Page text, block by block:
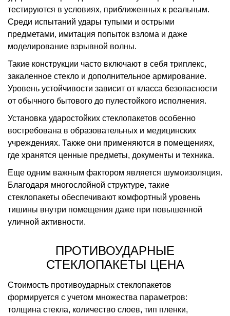
тестируются в условиях, приближенных к реальным.
Среди испытаний удары тупыми и острыми
предметами, имитация попыток взлома и даже
моделирование взрывной волны.
Такие конструкции часто включают в себя триплекс,
закаленное стекло и дополнительное армирование.
Уровень устойчивости зависит от класса безопасности
от обычного бытового до пулестойкого исполнения.
Установка ударостойких стеклопакетов особенно
востребована в образовательных и медицинских
учреждениях. Также они применяются в помещениях,
где хранятся ценные предметы, документы и техника.
Еще одним важным фактором является шумоизоляция.
Благодаря многослойной структуре, такие
стеклопакеты обеспечивают комфортный уровень
тишины внутри помещения даже при повышенной
уличной активности.
ПРОТИВОУДАРНЫЕ
СТЕКЛОПАКЕТЫ ЦЕНА
Стоимость противоударных стеклопакетов
формируется с учетом множества параметров:
толщина стекла, количество слоев, тип пленки,